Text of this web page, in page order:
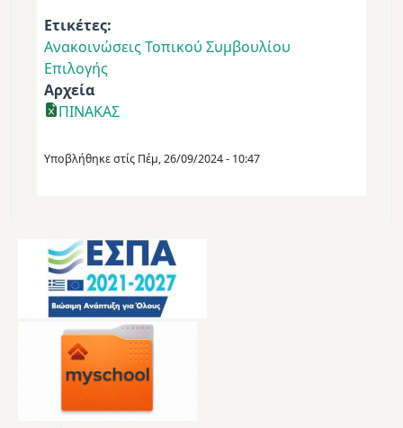
Ετικέτες
Ανακοινώσεις Τοπικού Συμβουλίου
Επιλογής
Αρχεία
ΠΙΝΑΚΑΣ
Υποβλήθηκε στίς Πέμ, 26/09/2024 - 10:47